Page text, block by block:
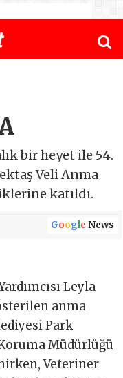
bir heyet ile 54.
Veli Anma
katıldı.
Google News
Leyla
anma
Park
Müdürlüğü
Veteriner